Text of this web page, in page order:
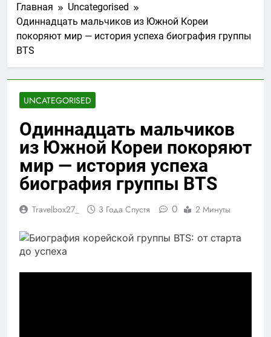
Главная
Uncategorised
Одиннадцать мальчиков из Южной Кореи
покоряют мир — история успеха биография группы
BTS
UNCATEGORISED
Одиннадцать мальчиков
из Южной Кореи покоряют
мир — история успеха
биография группы BTS
Travelbox27_ 3 Года Спустя 0 2 Минуты